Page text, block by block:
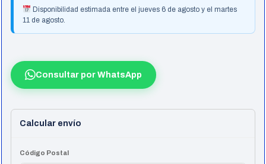
16GB
512GB
SSD
NVMe
3050
Disponibilidad estimada entre el jueves 6 de agosto y el martes
11 de agosto.
Consultar por WhatsApp
Calcular envío
Código Postal